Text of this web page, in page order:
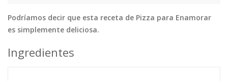
Tortas Vegetales
Vegetarian…
Tips y Trucos
Podríamos decir que esta receta de Pizza para Enamorar
es simplemente deliciosa.
Ingredientes